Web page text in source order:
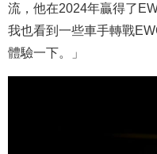
流，他在2024年贏得了
我也看到一些車手轉戰
體驗一下。」